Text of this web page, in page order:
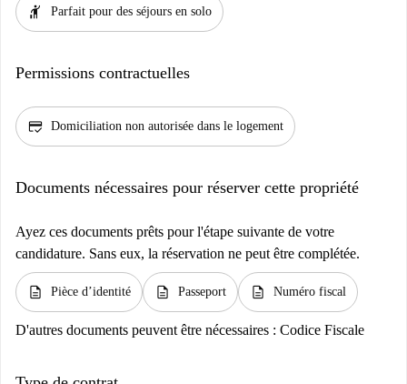
hail Parfait pour des séjours en solo
Permissions contractuelles
credit_score Domiciliation non autorisée dans le logement
Documents nécessaires pour réserver cette propriété
Ayez ces documents prêts pour l'étape suivante de votre
candidature. Sans eux, la réservation ne peut être complétée.
description Pièce d’identité description Passeport description Numéro fiscal
D'autres documents peuvent être nécessaires : Codice Fiscale